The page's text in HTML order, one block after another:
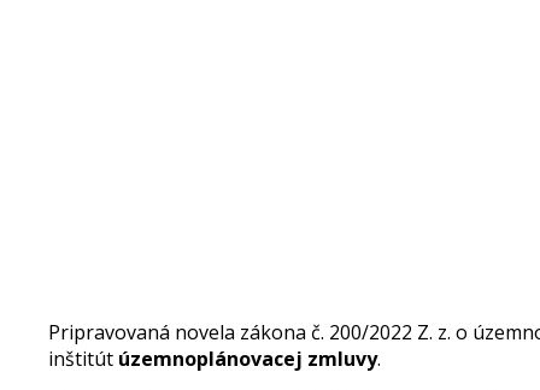
Pripravovaná novela zákona č. 200/2022 Z. z. o
inštitút územnoplánovacej zmluvy.